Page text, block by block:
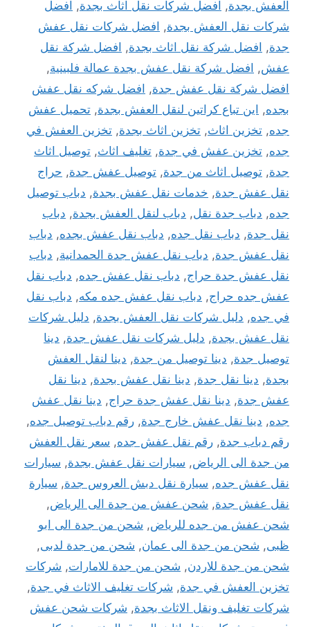
العفش بجدة, افضل شركات نقل اثاث بجدة, افضل
شركات نقل العفش بجدة, افضل شركات نقل عفش
جدة, افضل شركة نقل اثاث بجدة, افضل شركة نقل
عفش, افضل شركة نقل عفش بجدة عمالة فلبينية,
افضل شركة نقل عفش جدة, افضل شركه نقل عفش
بجده, اين تباع كراتين لنقل العفش بجدة, تحميل عفش
جده, تخزين اثاث, تخزين اثاث بجدة, تخزين العفش في
جده, تخزين عفش في جدة, تغليف اثاث, توصيل اثاث
جدة, توصيل اثاث من جدة, توصيل عفش جدة, حراج
نقل عفش جدة, خدمات نقل عفش بجدة, دباب توصيل
جده, دباب جدة نقل, دباب لنقل العفش بجدة, دباب
نقل جدة, دباب نقل جده, دباب نقل عفش بجده, دباب
نقل عفش جدة, دباب نقل عفش جدة الحمدانية, دباب
نقل عفش جدة حراج, دباب نقل عفش جده, دباب نقل
عفش جده حراج, دباب نقل عفش جده مكه, دباب نقل
في جده, دليل شركات نقل العفش بجدة, دليل شركات
نقل عفش بجدة, دليل شركات نقل عفش جدة, دينا
توصيل جدة, دينا توصيل من جدة, دينا لنقل العفش
بجدة, دينا نقل جدة, دينا نقل عفش بجدة, دينا نقل
عفش جدة, دينا نقل عفش جدة حراج, دينا نقل عفش
جده, دينا نقل عفش خارج جدة, رقم دباب توصيل جده,
رقم دباب جدة, رقم نقل عفش جده, سعر نقل العفش
من جدة الى الرياض, سيارات نقل عفش بجدة, سيارات
نقل عفش جده, سيارة نقل دبش العروس جدة, سيارة
نقل عفش جدة, شحن عفش من جدة الى الرياض,
شحن عفش من جده للرياض, شحن من جدة الى ابو
ظبى, شحن من جدة الى عمان, شحن من جدة لدبى,
شحن من جدة للاردن, شحن من جدة للامارات, شركات
تخزين العفش في جدة, شركات تغليف الاثاث في جدة,
شركات تغليف ونقل الاثاث بجدة, شركات شحن عفش